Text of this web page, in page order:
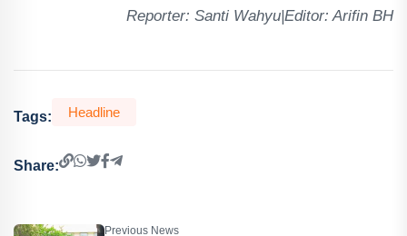
Reporter: Santi Wahyu|Editor: Arifin BH
Tags: Headline
Share:
Previous News